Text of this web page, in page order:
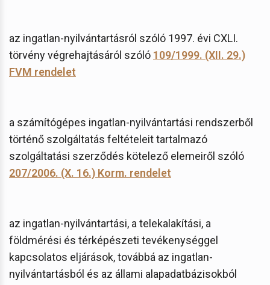
az ingatlan-nyilvántartásról szóló 1997. évi CXLI.
törvény végrehajtásáról szóló 109/1999. (XII. 29.)
FVM rendelet
a számítógépes ingatlan-nyilvántartási rendszerből
történő szolgáltatás feltételeit tartalmazó
szolgáltatási szerződés kötelező elemeiről szóló
207/2006. (X. 16.) Korm. rendelet
az ingatlan-nyilvántartási, a telekalakítási, a
földmérési és térképészeti tevékenységgel
kapcsolatos eljárások, továbbá az ingatlan-
nyilvántartásból és az állami alapadatbázisokból